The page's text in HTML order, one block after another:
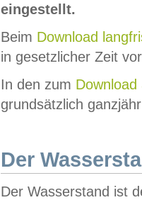
eingestellt.
Beim Download
in gesetzlicher Zeit
In den zum Download
grundsätzlich
Der
Der Wasserstand ist